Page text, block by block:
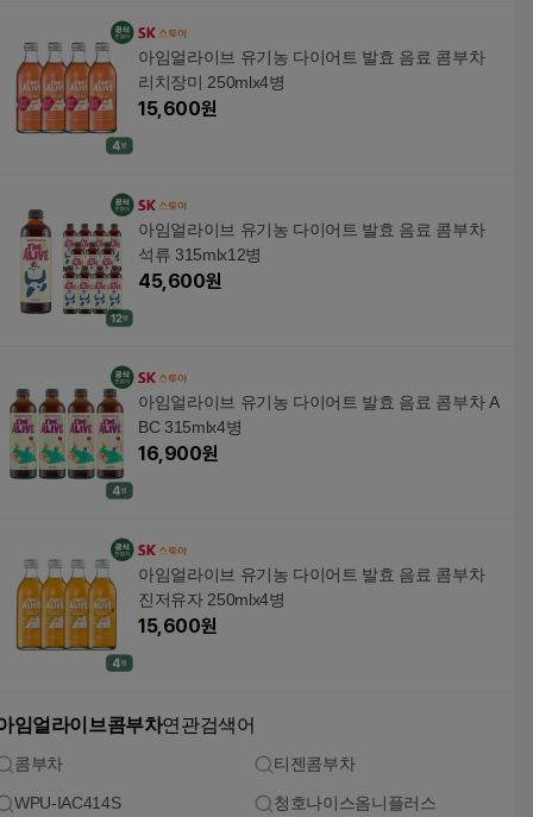
아임얼라이브 유기농 다이어트 발효 음료 콤부차
리치장미 250mlx4병
15,600원
아임얼라이브 유기농 다이어트 발효 음료 콤부차
석류 315mlx12병
45,600원
아임얼라이브 유기농 다이어트 발효 음료 콤부차 A
BC 315mlx4병
16,900원
아임얼라이브 유기농 다이어트 발효 음료 콤부차
진저유자 250mlx4병
15,600원
임얼라이브콤부차연관검색어
콤부차 티젠콤부차
WPU-IAC414S 청호나이스옴니플러스